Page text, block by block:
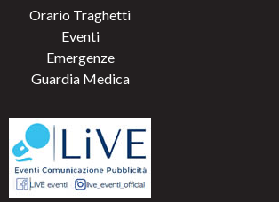
Orario Traghetti
Eventi
Emergenze
Guardia Medica